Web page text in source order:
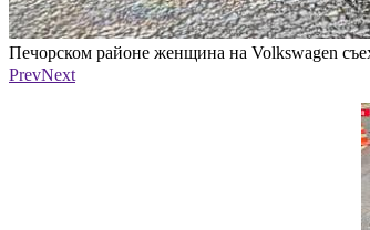
Печорском районе женщина на Volkswagen
Фото: из канала «Псковская сводка» в
PrevNext